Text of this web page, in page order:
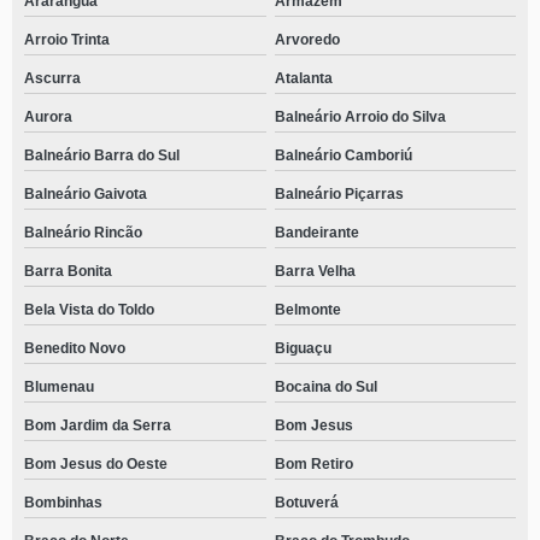
clínica para dependentes alcoólicos Ulysses Guimarães
telefone de clínica especializada em recuperação para dependentes
clínica para dependente de álcool telefone Armação
telefone de clínica para dependente alcoólico Ituporanga
telefone de clínica de reabilitação alcoólica Autódromo
telefone de clínica de reabilitação para alcoólicos Campeche Central
contato de clínica de reabilitação de alcoólicos Moenda
telefone de clínica de reabilitação para alcoólicos Macieira
contato de clínica para dependentes alcoólicos José Mendes
contato de clínica para dependente alcoólico José Boiteux
clínica especializada em reabilitação de alcoólicos contato Canto do Lamim
clínica de reabilitação para alcoólicos telefone Santa Terezinha do
Progresso
clínica de recuperação para dependente alcoólico Boqueirão
Arroio Trinta Arvoredo
Ascurra Atalanta
Aurora Balneário Arroio do Silva
Balneário Barra do Sul Balneário Camboriú
Balneário Gaivota Balneário Piçarras
Balneário Rincão Bandeirante
Barra Bonita Barra Velha
Bela Vista do Toldo Belmonte
Benedito Novo Biguaçu
Blumenau Bocaina do Sul
Bom Jardim da Serra Bom Jesus
Bom Jesus do Oeste Bom Retiro
Bombinhas Botuverá